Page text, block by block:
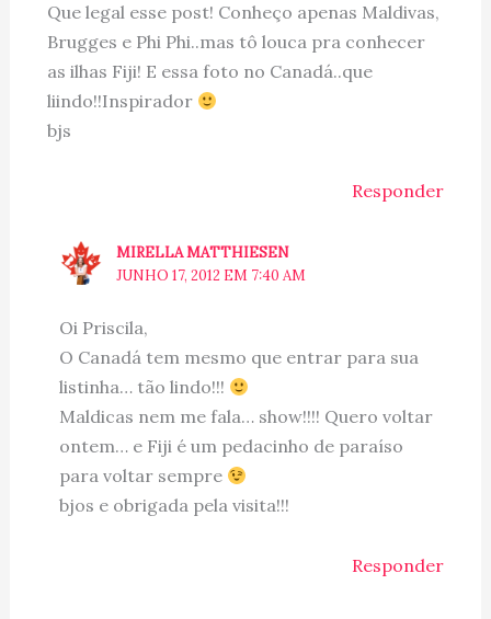
Que legal esse post! Conheço apenas Maldivas,
Brugges e Phi Phi..mas tô louca pra conhecer
as ilhas Fiji! E essa foto no Canadá..que
liindo!!Inspirador
bjs
Responder
MIRELLA MATTHIESEN
JUNHO 17, 2012 EM 7:40 AM
Oi Priscila,
O Canadá tem mesmo que entrar para sua
listinha… tão lindo!!!
Maldicas nem me fala… show!!!! Quero voltar
ontem… e Fiji é um pedacinho de paraíso
para voltar sempre
bjos e obrigada pela visita!!!
Responder